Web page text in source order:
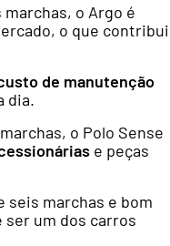
o Argo é
o que contribui
de manutenção
dia.
o Polo Sense
e peças
seis marchas e bom
ser um dos carros